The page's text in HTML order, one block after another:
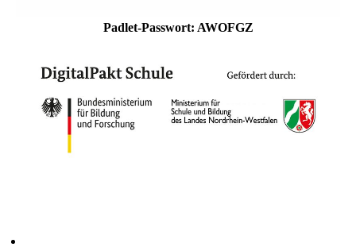
Padlet-Passwort: AWOFGZ